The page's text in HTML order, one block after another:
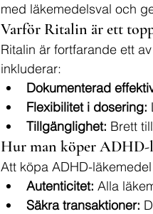
med läkemedelsval och
Varför Ritalin är ett
Ritalin är fortfarande ett
inkluderar:
Dokumenterad
Flexibilitet i dosering:
Tillgänglighet: Brett
Hur man köper ADHD-
Att köpa ADHD-
Autenticitet: Alla
Säkra transaktioner: